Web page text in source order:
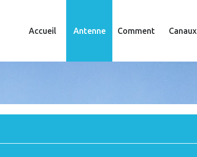
Accueil Antenne Comment Canaux